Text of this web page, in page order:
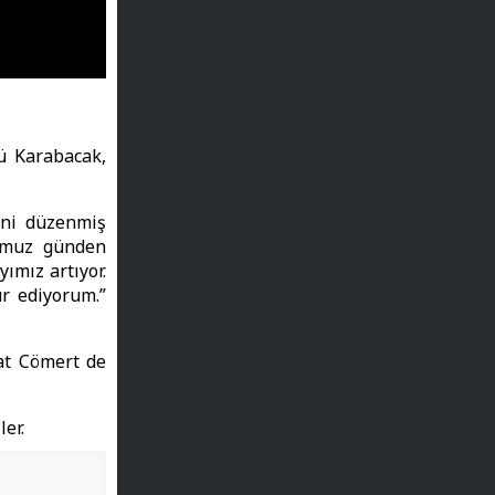
Karabacak,
düzenmiş
günden
artıyor.
ediyorum.”
Cömert de